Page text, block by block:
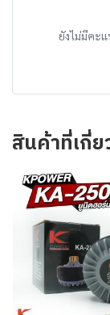
ยังไม่มีคะ
สินค้าที่เกี่ย